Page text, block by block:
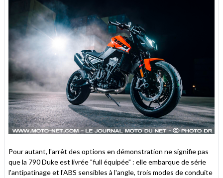
Pour autant, l'arrêt des options en démonstration ne signifie pas
que la 790 Duke est livrée "full équipée" : elle embarque de série
l'antipatinage et l'ABS sensibles à l'angle, trois modes de conduite